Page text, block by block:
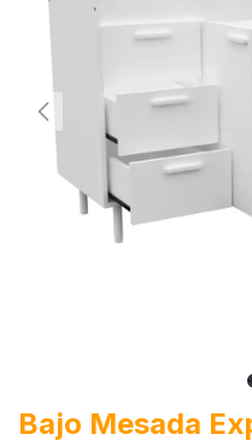
Bajo Mesada